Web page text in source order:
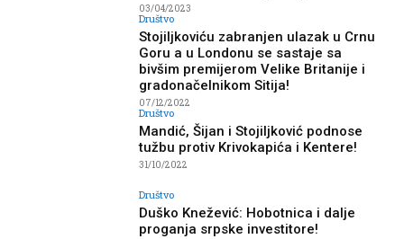
03/04/2023
Društvo
Stojiljkoviću zabranjen ulazak u Crnu
Goru a u Londonu se sastaje sa
bivšim premijerom Velike Britanije i
gradonačelnikom Sitija!
07/12/2022
Društvo
Mandić, Šijan i Stojiljković podnose
tužbu protiv Krivokapića i Kentere!
31/10/2022
Društvo
Duško Knežević: Hobotnica i dalje
proganja srpske investitore!